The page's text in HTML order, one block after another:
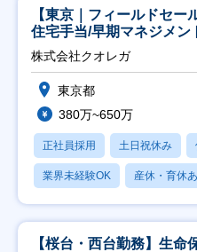
【東京｜フィールドセー
住宅手当/早期マネジメン
株式会社クオレガ
東京都
380万~650万
正社員採用 土日祝休み
業界未経験OK 産休・育休
【桜台・西台勤務】生命